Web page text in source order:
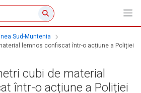
Sud-Muntenia
lemnos confiscat într-o acțiune a Poliției
cubi de material
într-o acțiune a Poliției